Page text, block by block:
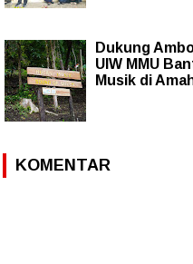
Dukung
UIW MMU
Musik di
KOMENTAR